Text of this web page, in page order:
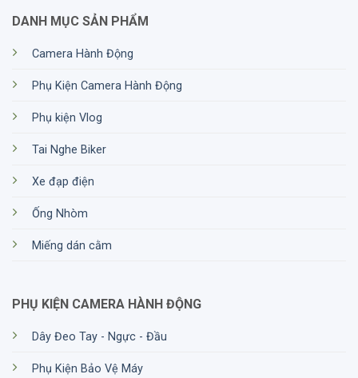
DANH MỤC SẢN PHẨM
Camera Hành Động
Phụ Kiện Camera Hành Động
Phụ kiện Vlog
Tai Nghe Biker
Xe đạp điện
Ống Nhòm
Miếng dán cằm
PHỤ KIỆN CAMERA HÀNH ĐỘNG
Dây Đeo Tay - Ngực - Đầu
Phụ Kiện Bảo Vệ Máy